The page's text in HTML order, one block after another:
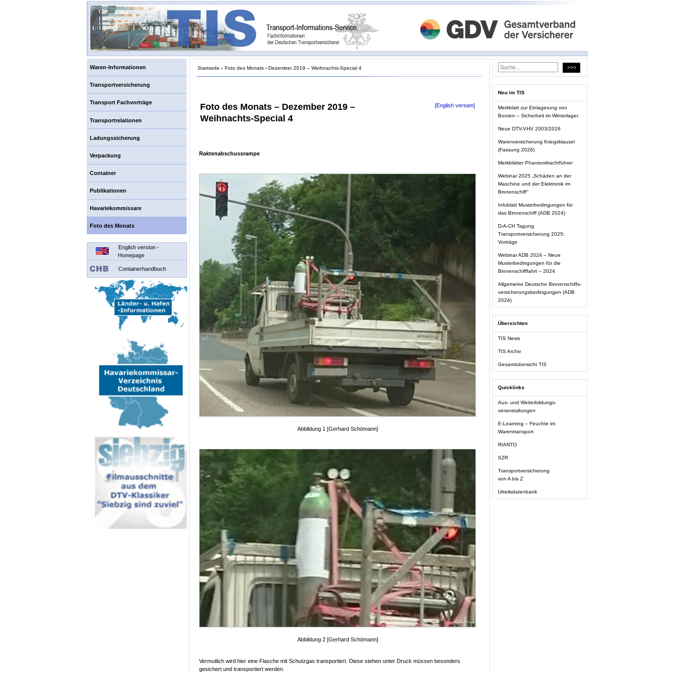
Waren-Informationen
Transportversicherung
Transport Fachvorträge
Transportrelationen
Ladungssicherung
Verpackung
Container
Publikationen
Havariekommissare
Foto des Monats
English version -
Homepage
Containerhandbuch
Startseite › Foto des Monats › Dezember 2019 – Weihnachts-Special 4
Foto des Monats – Dezember 2019 –
Weihnachts-Special 4
[English version]
Raktenabschussrampe
Abbildung 1 [Gerhard Schömann]
Abbildung 2 [Gerhard Schömann]
Vermutlich wird hier eine Flasche mit Schutzgas transportiert. Diese stehen unter Druck müssen besonders
gesichert und transportiert werden.
Neu im TIS
Merkblatt zur Einlagerung von
Booten – Sicherheit im Winterlager
Neue DTV-VHV 2003/2026
Warenversicherung Kriegsklausel
(Fassung 2026)
Merkblätter Phantomfrachtführer
Webinar 2025 „Schäden an der
Maschine und der Elektronik im
Binnenschiff“
Infoblatt Musterbedingungen für
das Binnenschiff (ADB 2024)
D-A-CH Tagung
Transportversicherung 2025:
Vorträge
Webinar ADB 2024 – Neue
Musterbedingungen für die
Binnenschifffahrt – 2024
Allgemeine Deutsche Binnenschiffs-
versicherungsbedingungen (ADB
2024)
Übersichten
TIS News
TIS Archiv
Gesamtübersicht TIS
Quicklinks
Aus- und Weiterbildungs-
veranstaltungen
E-Learning – Feuchte im
Warentransport
RIANTO
SZR
Transportversicherung
von A bis Z
Urteilsdatenbank